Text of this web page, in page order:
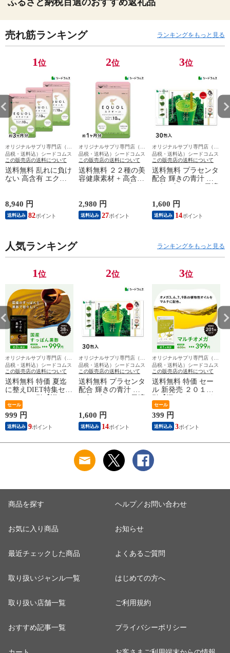
売れ筋ランキング ランキングをもっと見る
1位
オリジナルサプリ専門店（全
品税・送料込）シードコムス
この販売店の送料について
送料無料 乱れに負け
ない 高含有 エクオ
エクオール サプリ
サプリメント 実感
約３ヵ月分 ギフトに
8,940 円
送料込み 82
2位
オリジナルサプリ専門店（全
品税・送料込）シードコムス
この販売店の送料について
送料無料 ２２種の美
容健康素材 + 高含有
約１ヵ月分 ギフトに
最適
2,980 円
送料込み 27
3位
オリジナルサプリ専門店（全
品税・送料込）シードコムス
この販売店の送料について
送料無料 プラセンタ
配合 輝きの青汁 ３
1,600 円
送料込み 14
人気ランキング ランキングをもっと見る
1位
オリジナルサプリ専門店（全
品税・送料込）シードコムス
この販売店の送料について
送料無料 特価 夏迄
に整えDIET特集セー
整える★夏迄安心
DIET3ヵ月分】 伝統
の高級素材 すっぽん
黒酢サプリ 実感約３
セール
999 円
送料込み 9
2位
オリジナルサプリ専門店（全
品税・送料込）シードコムス
この販売店の送料について
送料無料 プラセンタ
配合 輝きの青汁 ３
1,600 円
送料込み 14
3位
オリジナルサプリ専門店（全
品税・送料込）シードコムス
この販売店の送料について
送料無料 特価 セー
ル 新発売 ２０１円
酷暑は特に★サラサ
ラ対策重要】 11種の
ヘルシー植物性オイ
ル 4種の植物性オメ
９９ 通常６００円
お試し ギフトにも最
セール
399 円
送料込み 3
商品を探す
お気に入り商品
最近チェックした商品
取り扱いジャンル一覧
取り扱い店舗一覧
おすすめ記事一覧
ヘルプ／お問い合わせ
お知らせ
よくあるご質問
はじめての方へ
ご利用規約
プライバシーポリシー